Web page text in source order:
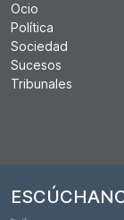
Ocio
Política
Sociedad
Sucesos
Tribunales